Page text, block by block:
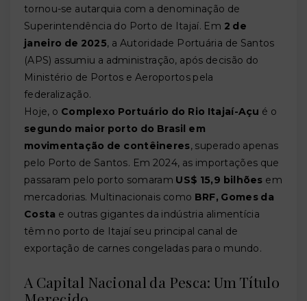
tornou-se autarquia com a denominação de
Superintendência do Porto de Itajaí. Em 2 de
janeiro de 2025, a Autoridade Portuária de Santos
(APS) assumiu a administração, após decisão do
Ministério de Portos e Aeroportos pela
federalização.
Hoje, o Complexo Portuário do Rio Itajaí-Açu é o
segundo maior porto do Brasil em
movimentação de contêineres, superado apenas
pelo Porto de Santos. Em 2024, as importações que
passaram pelo porto somaram US$ 15,9 bilhões em
mercadorias. Multinacionais como BRF, Gomes da
Costa e outras gigantes da indústria alimentícia
têm no porto de Itajaí seu principal canal de
exportação de carnes congeladas para o mundo.
A Capital Nacional da Pesca: Um Título